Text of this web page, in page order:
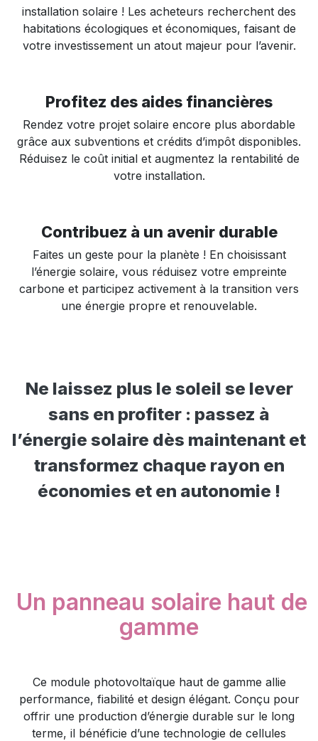
installation solaire ! Les acheteurs recherchent des
habitations écologiques et économiques, faisant de
votre investissement un atout majeur pour l’avenir.
Profitez des aides financières
Rendez votre projet solaire encore plus abordable
grâce aux subventions et crédits d’impôt disponibles.
Réduisez le coût initial et augmentez la rentabilité de
votre installation.
Contribuez à un avenir durable
Faites un geste pour la planète ! En choisissant
l’énergie solaire, vous réduisez votre empreinte
carbone et participez activement à la transition vers
une énergie propre et renouvelable.
Ne laissez plus le soleil se lever
sans en profiter : passez à
l’énergie solaire dès maintenant et
transformez chaque rayon en
économies et en autonomie !
Un panneau solaire haut de
gamme
Ce module photovoltaïque haut de gamme allie
performance, fiabilité et design élégant. Conçu pour
offrir une production d’énergie durable sur le long
terme, il bénéficie d’une technologie de cellules